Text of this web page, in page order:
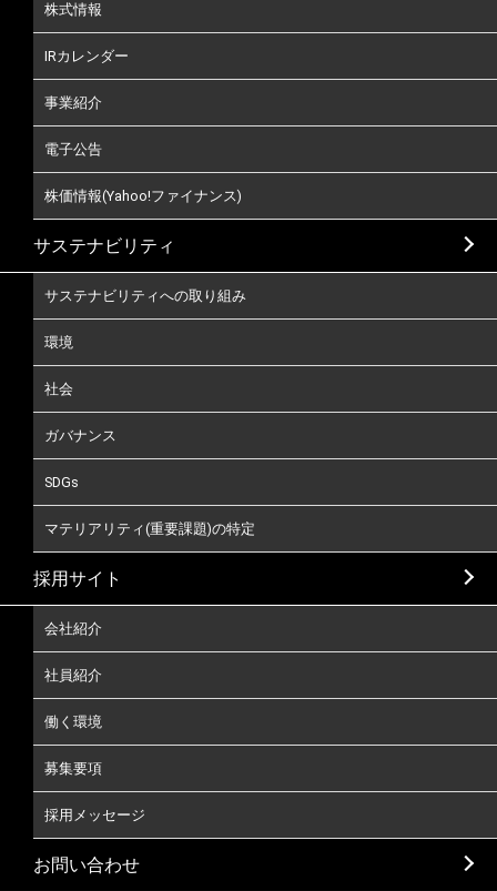
株式情報
IRカレンダー
事業紹介
電子公告
株価情報(Yahoo!ファイナンス)
サステナビリティ
サステナビリティへの取り組み
環境
社会
ガバナンス
SDGs
マテリアリティ(重要課題)の特定
採用サイト
会社紹介
社員紹介
働く環境
募集要項
採用メッセージ
お問い合わせ